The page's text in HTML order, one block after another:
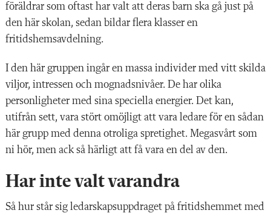
föräldrar som oftast har valt att deras barn ska gå just på
den här skolan, sedan bildar flera klasser en
fritidshemsavdelning.
I den här gruppen ingår en massa individer med vitt skilda
viljor, intressen och mognadsnivåer. De har olika
personligheter med sina speciella energier. Det kan,
utifrån sett, vara stört omöjligt att vara ledare för en sådan
här grupp med denna otroliga spretighet. Megasvårt som
ni hör, men ack så härligt att få vara en del av den.
Har inte valt varandra
Så hur står sig ledarskapsuppdraget på fritidshemmet med